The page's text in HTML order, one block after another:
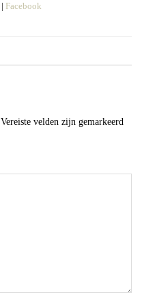
| Facebook
Vereiste velden zijn gemarkeerd